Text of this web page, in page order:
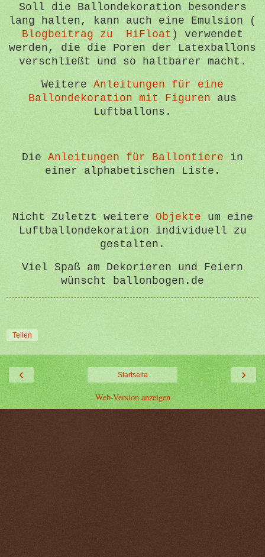
Soll die Ballondekoration besonders
lang halten, kann auch eine Emulsion (
Blogbeitrag zu HiFloat ) verwendet
werden, die die Poren der Latexballons
verschließt und so haltbarer macht.
Weitere Anleitungen für eine
Ballondekoration mit Figuren aus
Luftballons.
Die Anleitungen für Ballontiere in
einer alphabetischen Liste.
Nicht Zuletzt weitere Objekte um eine
Luftballondekoration individuell zu
gestalten.
Viel Spaß am Dekorieren und Feiern
wünscht ballonbogen.de
Teilen
‹ ›
Startseite
Web-Version anzeigen